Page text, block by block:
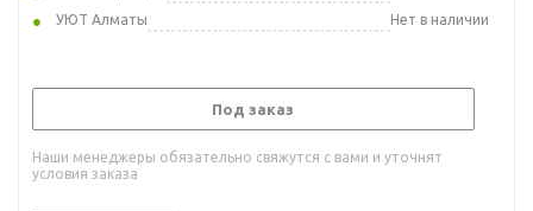
УЮТ Алматы
Нет в наличии
Под заказ
Наши менеджеры обязательно свяжутся с вами и уточнят
условия заказа